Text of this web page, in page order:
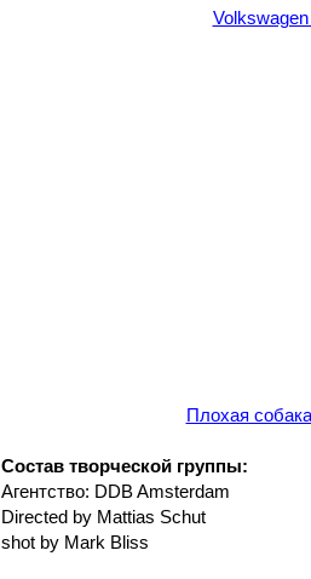
Плохая
Состав творческой группы:
Агентство: DDB Amsterdam
Directed by Mattias Schut
shot by Mark Bliss